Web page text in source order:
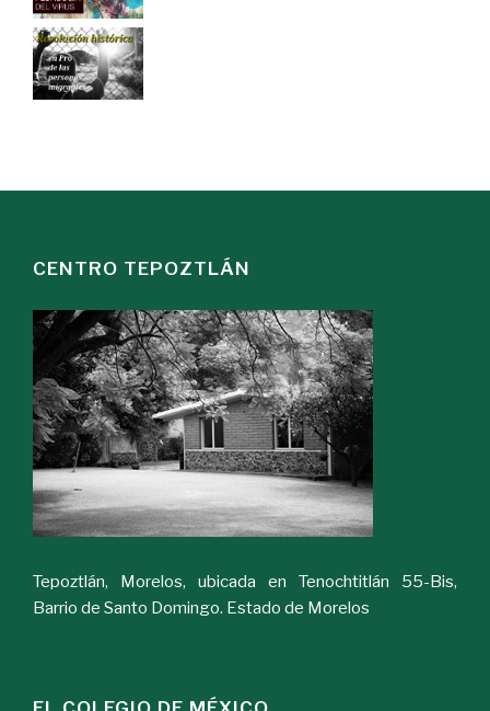
CENTRO TEPOZTLÁN
Tepoztlán, Morelos, ubicada en Tenochtitlán 55-Bis,
Barrio de Santo Domingo. Estado de Morelos